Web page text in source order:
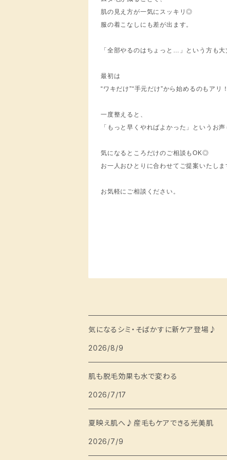
肌の見え方が一気にスッキリ◎
服の着こなしにも差が出ます。
「全部やるのはちょっと…」という方も
最初は
“ワキだけ”“手元だけ”から始めるのもアリ！
一度整えると、
「もっと早くやればよかった」というお
気になるところだけのご相談もOK◎
お一人おひとりに合わせてご提案いたしま
お気軽にご相談ください。
気になるシミ・そばかすに新ケア登場♪
2026/8/9
肌も脱毛効果も水で変わる
2026/7/17
夏映え肌へ♪産毛もケアできる光美肌
2026/7/9